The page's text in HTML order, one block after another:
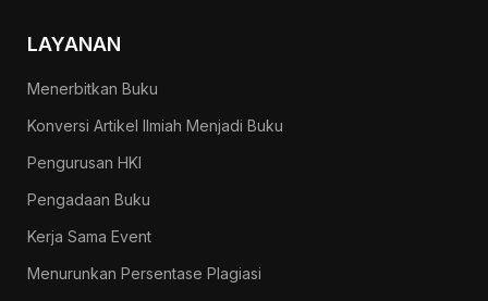
LAYANAN
Menerbitkan Buku
Konversi Artikel Ilmiah Menjadi Buku
Pengurusan HKI
Pengadaan Buku
Kerja Sama Event
Menurunkan Persentase Plagiasi